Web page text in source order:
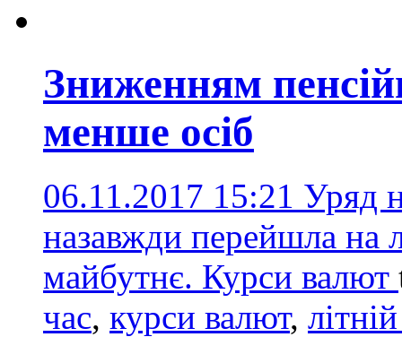
Зниженням
менше осіб
06.11.2017 15:21 Уряд
назавжди перейшла на
майбутнє. Курси валют
час, курси валют,